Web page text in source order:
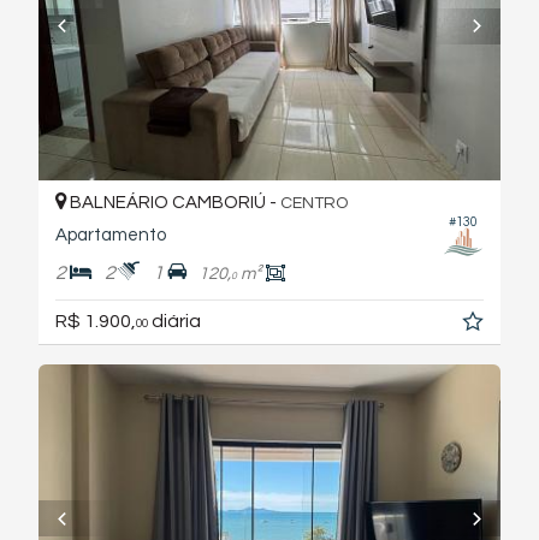
#130
BALNEÁRIO CAMBORIÚ - CENTRO
Apartamento
2 2 1 120,0m²
R$ 1.900,00 diária